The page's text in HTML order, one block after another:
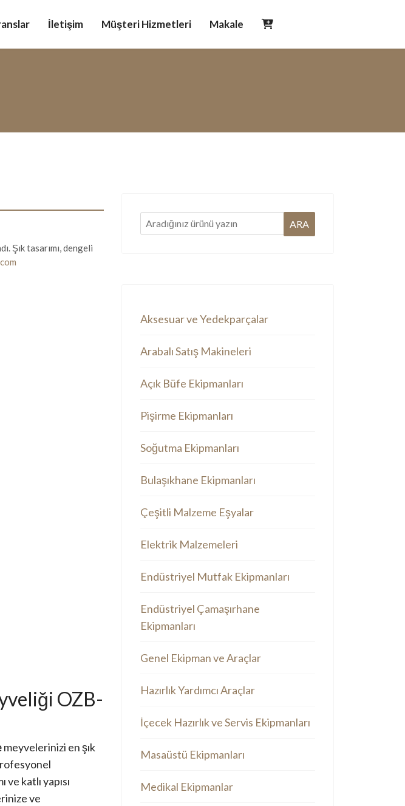
İletişim Müşteri Hizmetleri Makale
Şık tasarımı, dengeli
OZB-
meyvelerinizi en şık
katlı yapısı
ve
Aksesuar ve Yedekparçalar
Arabalı Satış Makineleri
Açık Büfe Ekipmanları
Pişirme Ekipmanları
Soğutma Ekipmanları
Bulaşıkhane Ekipmanları
Çeşitli Malzeme Eşyalar
Elektrik Malzemeleri
Endüstriyel Mutfak Ekipmanları
Endüstriyel Çamaşırhane
Ekipmanları
Genel Ekipman ve Araçlar
Hazırlık Yardımcı Araçlar
İçecek Hazırlık ve Servis Ekipmanları
Masaüstü Ekipmanları
Medikal Ekipmanlar